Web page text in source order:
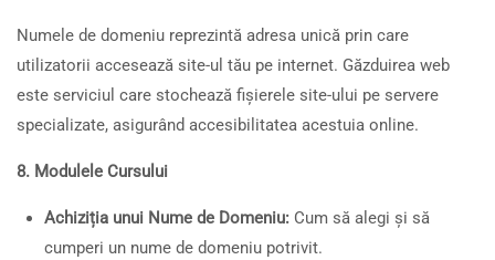
Numele de domeniu reprezintă adresa unică prin care
utilizatorii accesează site-ul tău pe internet. Găzduirea web
este serviciul care stochează fișierele site-ului pe servere
specializate, asigurând accesibilitatea acestuia online.
8. Modulele Cursului
Achiziția unui Nume de Domeniu: Cum să alegi și să
cumperi un nume de domeniu potrivit.